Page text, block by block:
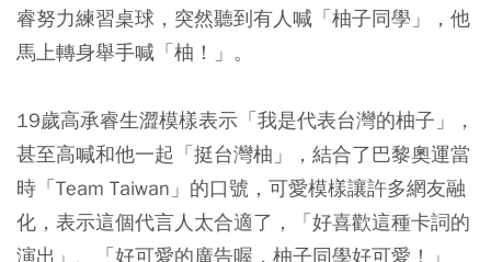
睿努力練習桌球，突然聽到有人喊「柚子同學」，他
馬上轉身舉手喊「柚！」。
19歲高承睿生澀模樣表示「我是代表台灣的柚子」，
甚至高喊和他一起「挺台灣柚」，結合了巴黎奧運當
時「Team Taiwan」的口號，可愛模樣讓許多網友融
化，表示這個代言人太合適了，「好喜歡這種卡詞的
演出」、「好可愛的廣告喔，柚子同學好可愛！」